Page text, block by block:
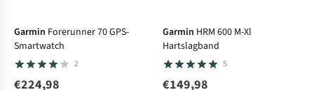
Garmin Forerunner 70 GPS-
Smartwatch
2
€224,98
Garmin HRM 600 M-Xl
Hartslagband
5
€149,98